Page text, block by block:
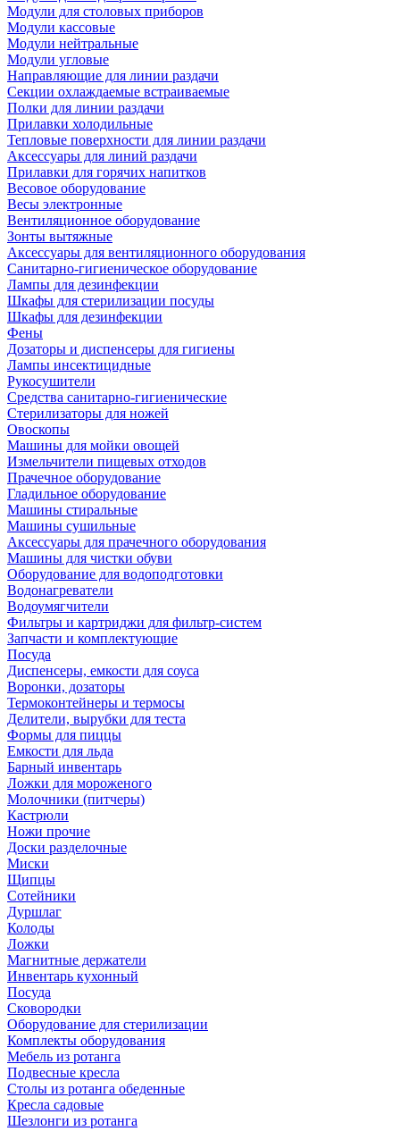
Модули для столовых приборов
Модули кассовые
Модули нейтральные
Модули угловые
Направляющие для линии раздачи
Секции охлаждаемые встраиваемые
Полки для линии раздачи
Прилавки холодильные
Тепловые поверхности для линии раздачи
Аксессуары для линий раздачи
Прилавки для горячих напитков
Весовое оборудование
Весы электронные
Вентиляционное оборудование
Зонты вытяжные
Аксессуары для вентиляционного оборудования
Санитарно-гигиеническое оборудование
Лампы для дезинфекции
Шкафы для стерилизации посуды
Шкафы для дезинфекции
Фены
Дозаторы и диспенсеры для гигиены
Лампы инсектицидные
Рукосушители
Средства санитарно-гигиенические
Стерилизаторы для ножей
Овоскопы
Машины для мойки овощей
Измельчители пищевых отходов
Прачечное оборудование
Гладильное оборудование
Машины стиральные
Машины сушильные
Аксессуары для прачечного оборудования
Машины для чистки обуви
Оборудование для водоподготовки
Водонагреватели
Водоумягчители
Фильтры и картриджи для фильтр-систем
Запчасти и комплектующие
Посуда
Диспенсеры, емкости для соуса
Воронки, дозаторы
Термоконтейнеры и термосы
Делители, вырубки для теста
Формы для пиццы
Емкости для льда
Барный инвентарь
Ложки для мороженого
Молочники (питчеры)
Кастрюли
Ножи прочие
Доски разделочные
Миски
Щипцы
Сотейники
Дуршлаг
Колоды
Ложки
Магнитные держатели
Инвентарь кухонный
Посуда
Сковородки
Оборудование для стерилизации
Комплекты оборудования
Мебель из ротанга
Подвесные кресла
Столы из ротанга обеденные
Кресла садовые
Шезлонги из ротанга